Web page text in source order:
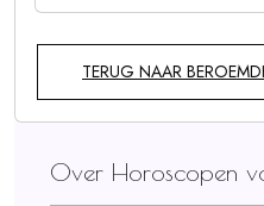
TERUG NAAR
Over Horoscopen